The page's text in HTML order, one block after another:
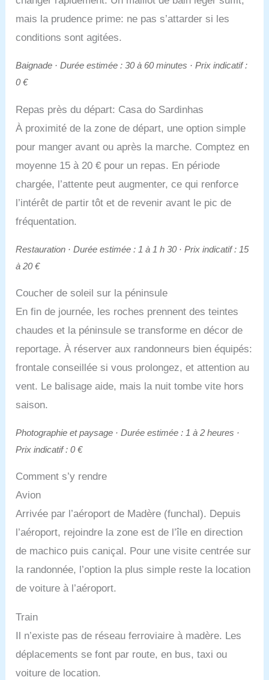
mais la prudence prime: ne pas s’attarder si les
conditions sont agitées.
Baignade · Durée estimée : 30 à 60 minutes · Prix indicatif :
0 €
Repas près du départ: Casa do Sardinhas
À proximité de la zone de départ, une option simple
pour manger avant ou après la marche. Comptez en
moyenne 15 à 20 € pour un repas. En période
chargée, l’attente peut augmenter, ce qui renforce
l’intérêt de partir tôt et de revenir avant le pic de
fréquentation.
Restauration · Durée estimée : 1 à 1 h 30 · Prix indicatif : 15
à 20 €
Coucher de soleil sur la péninsule
En fin de journée, les roches prennent des teintes
chaudes et la péninsule se transforme en décor de
reportage. À réserver aux randonneurs bien équipés:
frontale conseillée si vous prolongez, et attention au
vent. Le balisage aide, mais la nuit tombe vite hors
saison.
Photographie et paysage · Durée estimée : 1 à 2 heures ·
Prix indicatif : 0 €
Comment s’y rendre
Avion
Arrivée par l’aéroport de Madère (funchal). Depuis
l’aéroport, rejoindre la zone est de l’île en direction
de machico puis caniçal. Pour une visite centrée sur
la randonnée, l’option la plus simple reste la location
de voiture à l’aéroport.
Train
Il n’existe pas de réseau ferroviaire à madère. Les
déplacements se font par route, en bus, taxi ou
voiture de location.